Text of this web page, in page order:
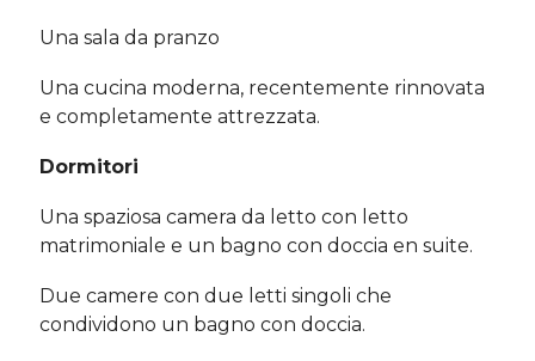
Una sala da pranzo
Una cucina moderna, recentemente rinnovata
e completamente attrezzata.
Dormitori
Una spaziosa camera da letto con letto
matrimoniale e un bagno con doccia en suite.
Due camere con due letti singoli che
condividono un bagno con doccia.